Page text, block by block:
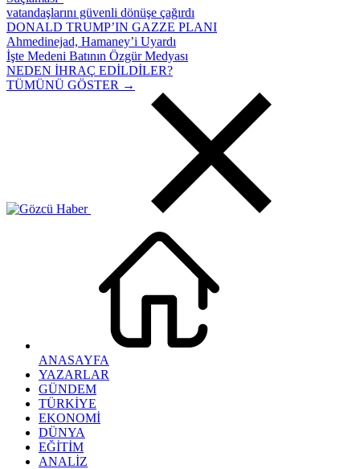
vatandaşlarını güvenli dönüşe çağırdı
DONALD TRUMP’IN GAZZE PLANI
Ahmedinejad, Hamaney’i Uyardı
İşte Medeni Batının Özgür Medyası
NEDEN İHRAÇ EDİLDİLER?
TÜMÜNÜ GÖSTER →
ANASAYFA
YAZARLAR
GÜNDEM
TÜRKİYE
EKONOMİ
DÜNYA
EĞİTİM
ANALİZ